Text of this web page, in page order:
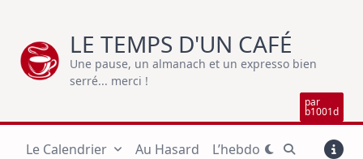
content
LE TEMPS D'UN CAFÉ
Une pause, un almanach et un expresso bien
serré... merci !
par
b1001d
Le Calendrier Au Hasard L’hebdo